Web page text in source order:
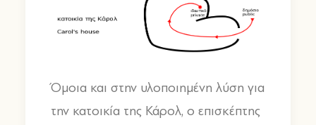
Όμοια και στην υλοποιημένη λύση για
την κατοικία της Κάρολ, ο επισκέπτης